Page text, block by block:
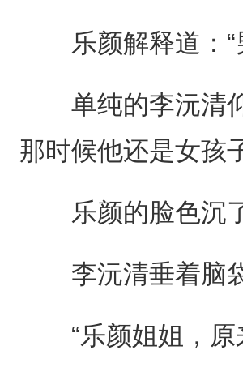
乐颜解释道：“
单纯的李沅清仰
那时候他还是女孩
乐颜的脸色沉了
李沅清垂着脑袋
“乐颜姐姐，原